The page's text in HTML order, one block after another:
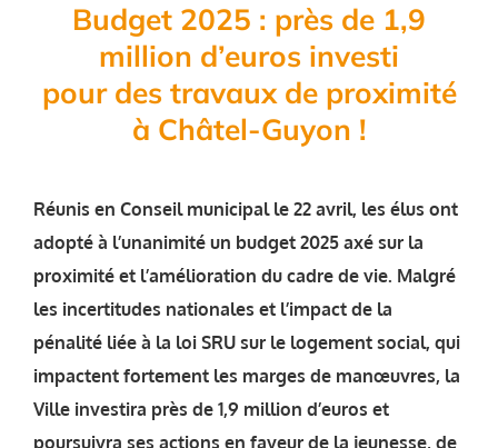
Budget 2025 : près de 1,9
million d’euros investi
pour des travaux de proximité
à Châtel-Guyon !
Réunis en Conseil municipal le 22 avril, les élus ont
adopté à l’unanimité un budget 2025 axé sur la
proximité et l’amélioration du cadre de vie. Malgré
les incertitudes nationales et l’impact de la
pénalité liée à la loi SRU sur le logement social, qui
impactent fortement les marges de manœuvres, la
Ville investira près de 1,9 million d’euros et
poursuivra ses actions en faveur de la jeunesse, de